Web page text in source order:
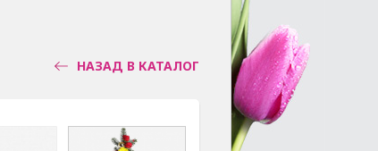
НАЗАД В КАТАЛОГ